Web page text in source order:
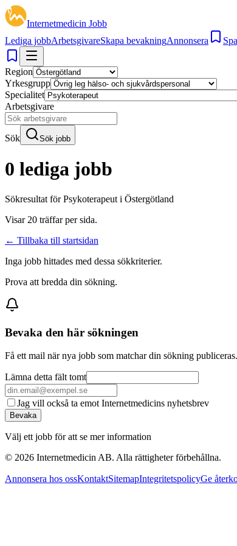
Internetmedicin Jobb
Lediga jobbArbetsgivareSkapa bevakningAnnonsera
Region
Yrkesgrupp
Specialitet
Arbetsgivare
Sök Sök jobb
0 lediga jobb
Sökresultat förPsykoterapeut i Östergötland
Visar 20 träffar per sida.
← Tillbaka till startsidan
Inga jobb hittades med dessa sökkriterier.
Prova att bredda din sökning.
Bevaka den här sökningen
Få ett mail när nya jobb som matchar din sökning publiceras.
Lämna detta fält tomt
Jag vill också ta emot Internetmedicins nyhetsbrev
Bevaka
Välj ett jobb för att se mer information
© 2026 Internetmedicin AB. Alla rättigheter förbehållna.
Annonsera hos ossKontaktSitemapIntegritetspolicyGe